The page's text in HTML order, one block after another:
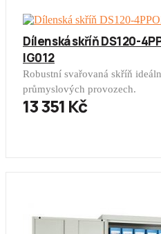
Dílenská skříň DS120-
IG012
Robustní svařovaná skříň
průmyslových provozech.
13 351 Kč